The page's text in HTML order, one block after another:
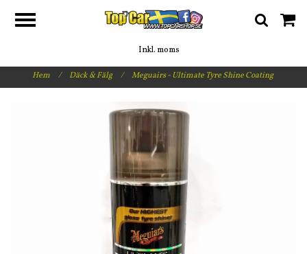
Inkl. moms
Hem / Däck & Fälg / Meguairs - Ultimate Tyre Shine Coating